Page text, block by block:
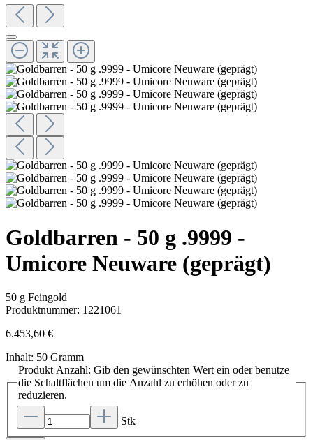
Goldbarren - 50 g .9999 -
Umicore Neuware (geprägt)
50 g Feingold
Produktnummer: 1221061
6.453,60 €
Inhalt: 50 Gramm
Produkt Anzahl: Gib den gewünschten Wert ein oder benutze
die Schaltflächen um die Anzahl zu erhöhen oder zu
reduzieren.
Stk